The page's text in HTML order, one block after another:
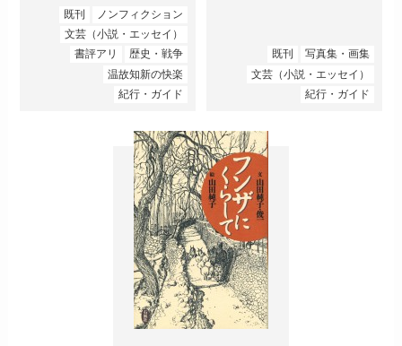
既刊
ノンフィクション
文芸（小説・エッセイ）
書評アリ
歴史・戦争
温故知新の快楽
紀行・ガイド
既刊
写真集・画集
文芸（小説・エッセイ）
紀行・ガイド